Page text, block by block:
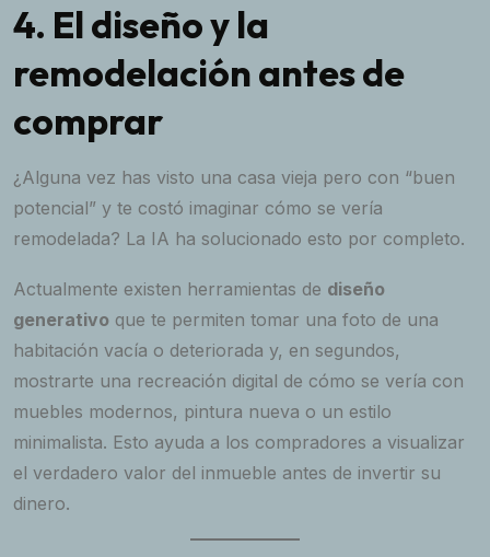
4. El diseño y la
remodelación antes de
comprar
¿Alguna vez has visto una casa vieja pero con “buen
potencial” y te costó imaginar cómo se vería
remodelada? La IA ha solucionado esto por completo.
Actualmente existen herramientas de diseño
generativo que te permiten tomar una foto de una
habitación vacía o deteriorada y, en segundos,
mostrarte una recreación digital de cómo se vería con
muebles modernos, pintura nueva o un estilo
minimalista. Esto ayuda a los compradores a visualizar
el verdadero valor del inmueble antes de invertir su
dinero.